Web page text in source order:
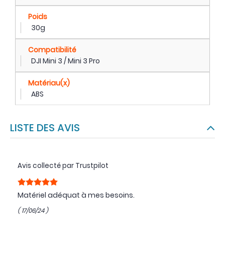
Poids
30g
Compatibilité
DJI Mini 3 / Mini 3 Pro
Matériau(x)
ABS
LISTE DES AVIS
Avis collecté par Trustpilot
Matériel adéquat à mes besoins.
( 17/06/24 )